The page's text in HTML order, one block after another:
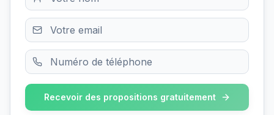
Recevoir des propositions gratuitement